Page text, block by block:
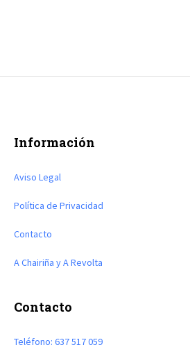
Información
Aviso Legal
Política de Privacidad
Contacto
A Chairiña y A Revolta
Contacto
Teléfono: 637 517 059